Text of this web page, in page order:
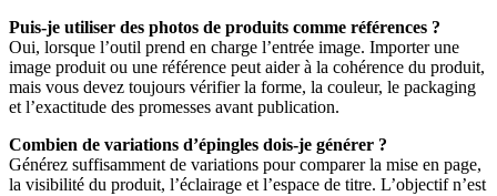
Puis-je utiliser des photos de produits comme références ?
Oui, lorsque l’outil prend en charge l’entrée image. Importer une
image produit ou une référence peut aider à la cohérence du produit,
mais vous devez toujours vérifier la forme, la couleur, le packaging
et l’exactitude des promesses avant publication.
Combien de variations d’épingles dois-je générer ?
Générez suffisamment de variations pour comparer la mise en page,
la visibilité du produit, l’éclairage et l’espace de titre. L’objectif n’est